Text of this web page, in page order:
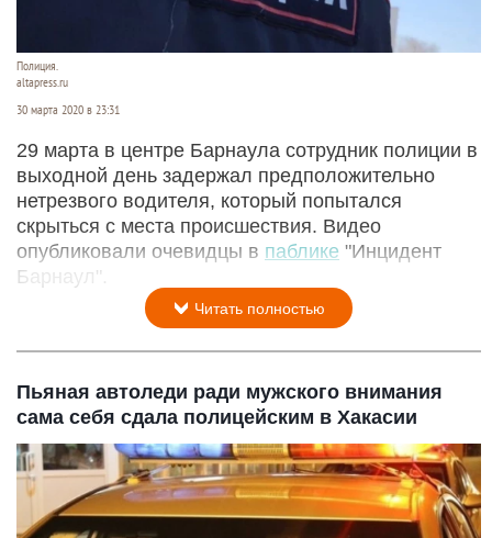
Полиция.
altapress.ru
30 марта 2020 в 23:31
29 марта в центре Барнаула сотрудник полиции в
выходной день задержал предположительно
нетрезвого водителя, который попытался
скрыться с места происшествия. Видео
опубликовали очевидцы в паблике "Инцидент
Барнаул".
Читать полностью
Пьяная автоледи ради мужского внимания
сама себя сдала полицейским в Хакасии